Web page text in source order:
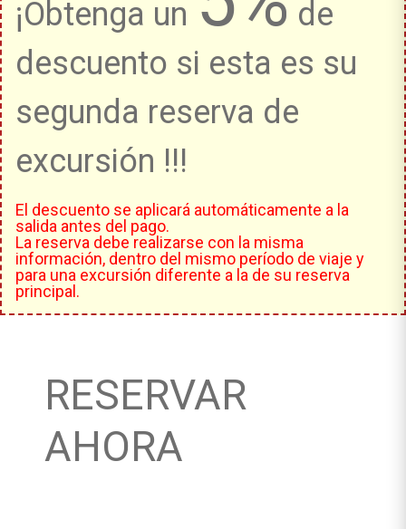
¡Obtenga un
de
descuento si esta es su
segunda reserva de
excursión !!!
El descuento se aplicará automáticamente a la
salida antes del pago.
La reserva debe realizarse con la misma
información, dentro del mismo período de viaje y
para una excursión diferente a la de su reserva
principal.
RESERVAR
AHORA